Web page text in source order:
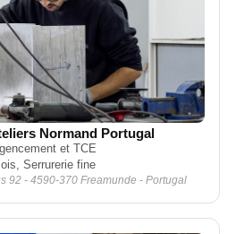
Normand Portugal
et TCE
Serrurerie fine
92 - 4590-370 Freamunde - Portugal